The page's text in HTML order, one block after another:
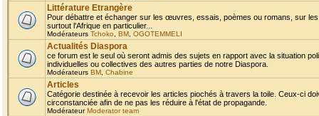
Littérature Etrangère
Pour débattre et échanger sur les œuvres, essais, poèmes ou romans, sur
surtout l'Afrique en particulier...
Modérateurs Tchoko BM OGOTEMMELI
Actualités Diaspora
ce forum est le seul où seront admis des sujets en rapport avec la situation
individuelles ou collectives des autres parties de notre Diaspora.
Modérateurs BM Chabine
Articles
Catégorie destinée à recevoir les articles piochés à travers la toile. Ceux-ci
circonstanciée afin de ne pas les réduire à l'état de propagande.
ModérateurModerator team